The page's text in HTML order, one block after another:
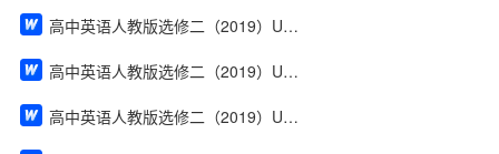
高中英语人教版选修二（2019）Unit 4 Using Language（教案）
高中英语人教版选修二（2019）Unit 2 Using Language（教案）
高中英语人教版选修二（2019）Unit 2 Reading and Thinking（教案）